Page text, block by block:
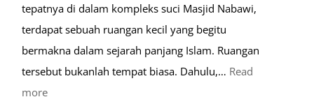
hari
tepatnya di dalam kompleks suci Masjid Nabawi,
terdapat sebuah ruangan kecil yang begitu
bermakna dalam sejarah panjang Islam. Ruangan
tersebut bukanlah tempat biasa. Dahulu,… Read
more: